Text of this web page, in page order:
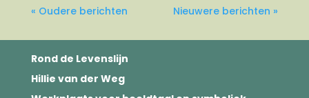
« Oudere berichten Nieuwere berichten »
Rond de Levenslijn
Hillie van der Weg